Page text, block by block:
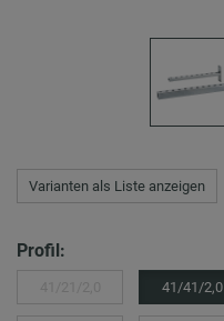
Varianten als Liste anzeigen
Profil:
41/41/2,0